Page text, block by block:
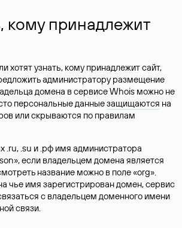
кому принадлежит
хотят узнать, кому принадлежит сайт,
администратору размещение
домена в сервисе Whois можно не
персональные данныезащищаются на
или скрываются по правилам
.ru, .su и .рф имя администратора
если владельцем домена является
название можно в поле «org».
чье имя зарегистрирован домен, сервис
с владельцем доменного имени
связи.